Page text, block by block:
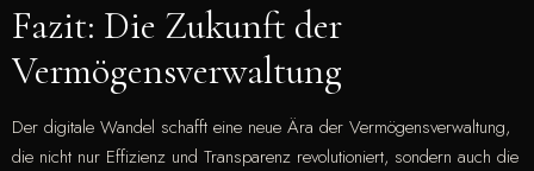
Fazit: Die Zukunft der
Vermögensverwaltung
Der digitale Wandel schafft eine neue Ära der Vermögensverwaltung,
die nicht nur Effizienz und Transparenz revolutioniert, sondern auch die